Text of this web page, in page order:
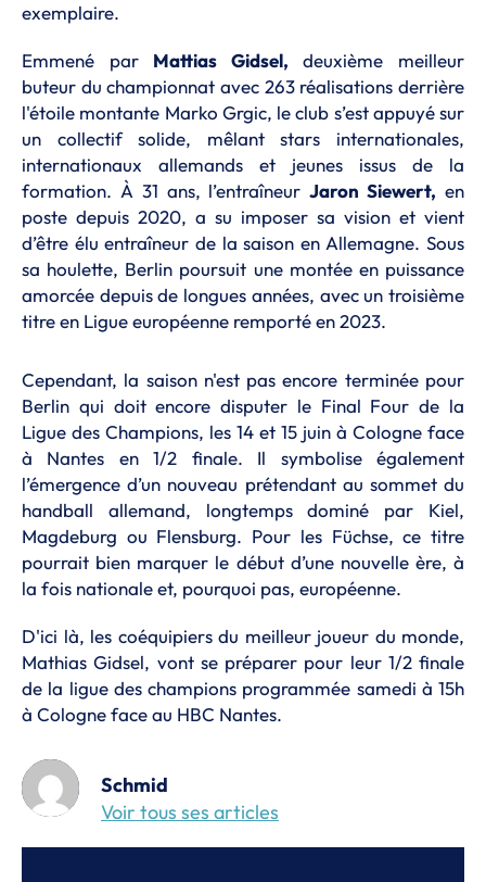
exemplaire.
Emmené par Mattias Gidsel, deuxième meilleur
buteur du championnat avec 263 réalisations derrière
l'étoile montante Marko Grgic, le club s’est appuyé sur
un collectif solide, mêlant stars internationales,
internationaux allemands et jeunes issus de la
formation. À 31 ans, l’entraîneurJaron Siewert, en
poste depuis 2020, a su imposer sa vision et vient
d’être élu entraîneur de la saison en Allemagne. Sous
sa houlette, Berlin poursuit une montée en puissance
amorcée depuis de longues années, avec un troisième
titre en Ligue européenne remporté en 2023.
Cependant, la saison n'est pas encore terminée pour
Berlin qui doit encore disputer le Final Four de la
Ligue des Champions, les 14 et 15 juin à Cologne face
à Nantes en 1/2 finale. Il symbolise également
l’émergence d’un nouveau prétendant au sommet du
handball allemand, longtemps dominé par Kiel,
Magdeburg ou Flensburg. Pour les Füchse, ce titre
pourrait bien marquer le début d’une nouvelle ère, à
la fois nationale et, pourquoi pas, européenne.
D'ici là, les coéquipiers du meilleur joueur du monde,
Mathias Gidsel, vont se préparer pour leur 1/2 finale
de la ligue des champions programmée samedi à 15h
à Cologne face au HBC Nantes.
Schmid
Voir tous ses articles